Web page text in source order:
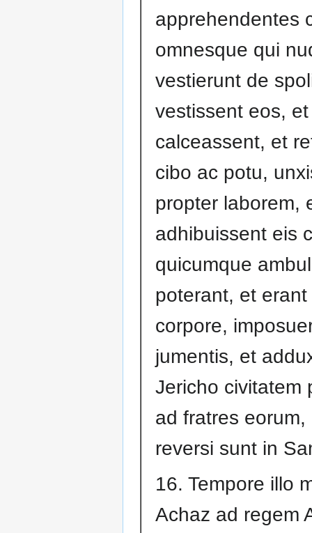
apprehendentes
omnesque qui
vestierunt de
vestissent eos, et
calceassent, et
cibo ac potu,
propter laborem,
adhibuissent eis
quicumque
poterant, et
corpore,
jumentis, et
Jericho civitatem
ad fratres eorum,
reversi sunt in
16. Tempore illo
Achaz ad regem